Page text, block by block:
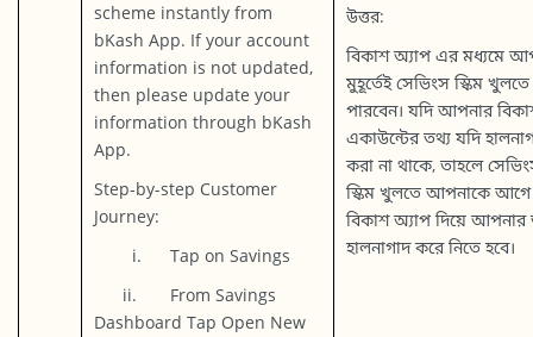
scheme instantly from
bKash App. If your account
information is not updated,
then please update your
information through bKash
App.
Step-by-step Customer
Journey:
i. Tap on Savings
ii. From Savings
Dashboard Tap Open New
উত্তর:
বিকাশ অ্যাপ এর মধ্যমে
মুহূর্তেই সেভিংস স্কিম খুলতে
পারবেন। যদি আপনার
একাউন্টের তথ্য যদি
করা না থাকে, তাহলে
স্কিম খুলতে আপনাকে আগে
বিকাশ অ্যাপ দিয়ে আপনার
হালনাগাদ করে নিতে হবে।